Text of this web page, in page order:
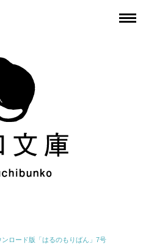
ロード版「はるのもりばん」7号